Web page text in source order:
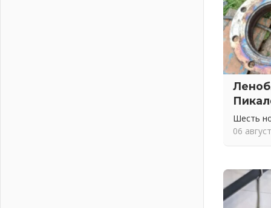
Шесть
06